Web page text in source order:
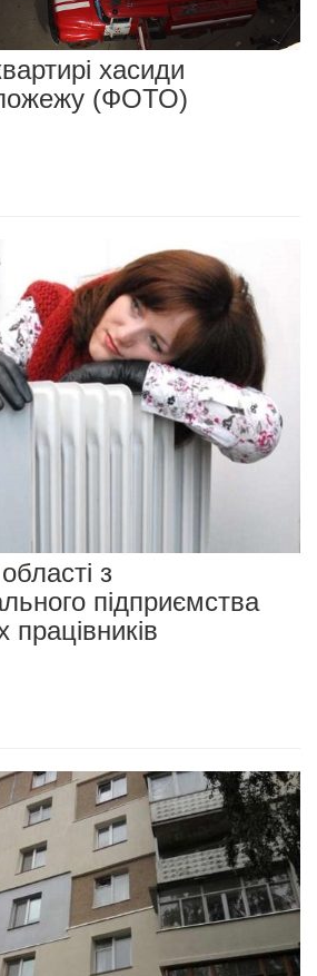
хасиди
(ФОТО)
з
підприємства
працівників